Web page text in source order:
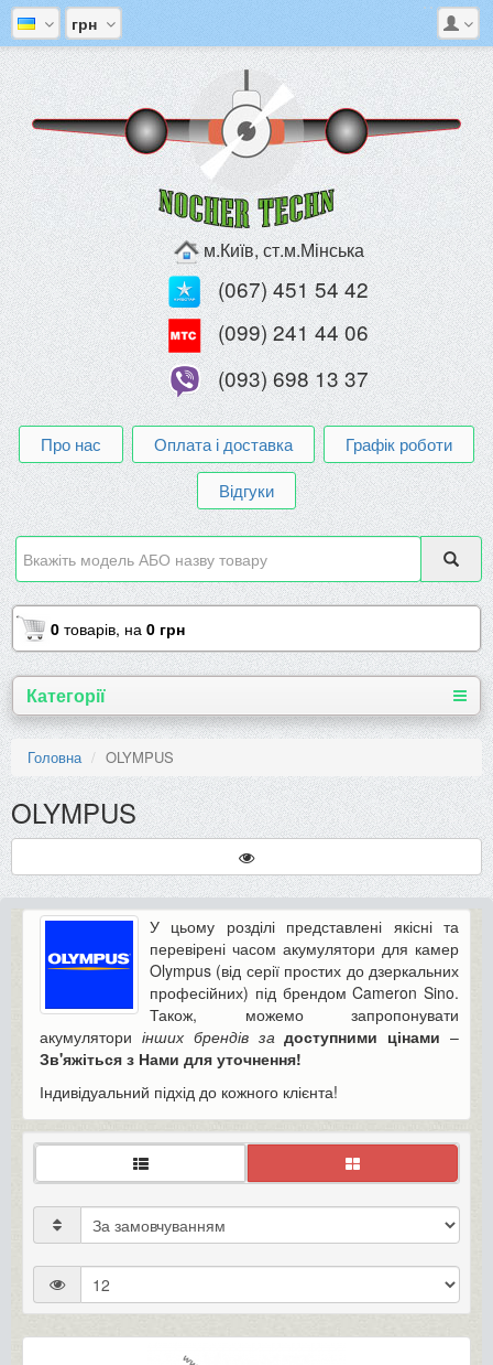
грн
м.Київ, ст.м.Мінська
(067) 451 54 42
(099) 241 44 06
(093) 698 13 37
Про нас Оплата і доставка
Графік роботи
Відгуки
0 товарів, на 0 грн
Категорії
Головна OLYMPUS
OLYMPUS
У цьому розділі представлені якісні та
перевірені часом акумулятори для камер
Olympus (від серії простих до дзеркальних
професійних) під брендом Cameron Sino.
Також, можемо запропонувати
акумулятори інших брендів за доступними цінами –
Зв'яжіться з Нами для уточнення!
Індивідуальний підхід до кожного клієнта!